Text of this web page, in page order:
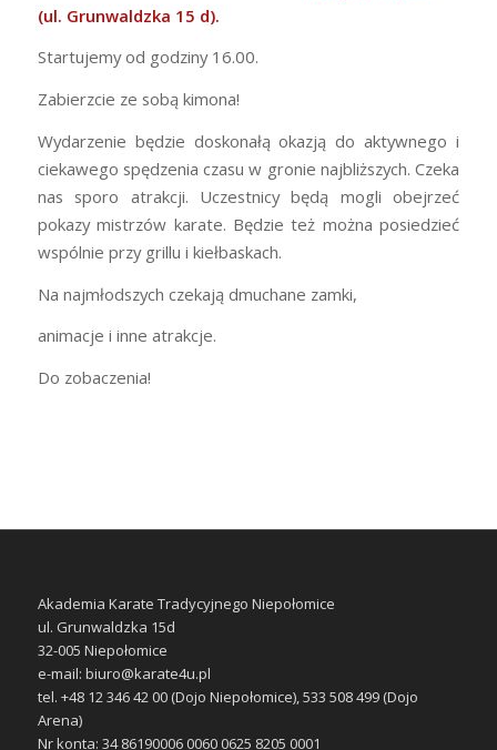
(ul. Grunwaldzka 15 d).
Startujemy od godziny 16.00.
Zabierzcie ze sobą kimona!
Wydarzenie będzie doskonałą okazją do aktywnego i
ciekawego spędzenia czasu w gronie najbliższych. Czeka
nas sporo atrakcji. Uczestnicy będą mogli obejrzeć
pokazy mistrzów karate. Będzie też można posiedzieć
wspólnie przy grillu i kiełbaskach.
Na najmłodszych czekają dmuchane zamki,
animacje i inne atrakcje.
Do zobaczenia!
Akademia Karate Tradycyjnego Niepołomice
ul. Grunwaldzka 15d
32-005 Niepołomice
e-mail: biuro@karate4u.pl
tel. +48 12 346 42 00 (Dojo Niepołomice), 533 508 499 (Dojo
Arena)
Nr konta: 34 86190006 0060 0625 8205 0001